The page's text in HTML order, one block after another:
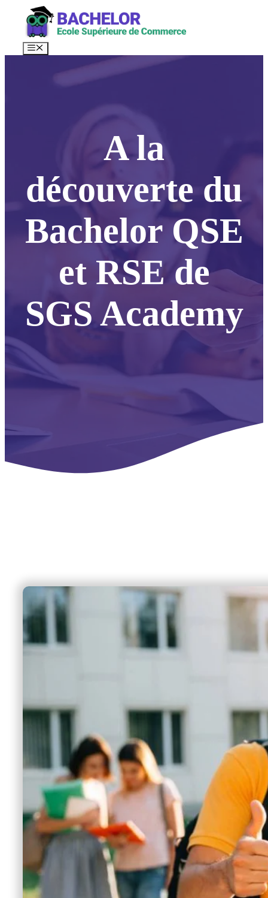
contenu
Menu
A la
découverte du
Bachelor QSE
et RSE de
SGS Academy